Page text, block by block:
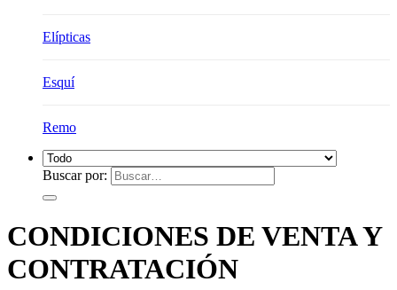
Elípticas
Esquí
Remo
Buscar por:
CONDICIONES DE VENTA Y
CONTRATACIÓN